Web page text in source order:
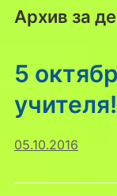
Архив за
5
учителя!
05.10.2016